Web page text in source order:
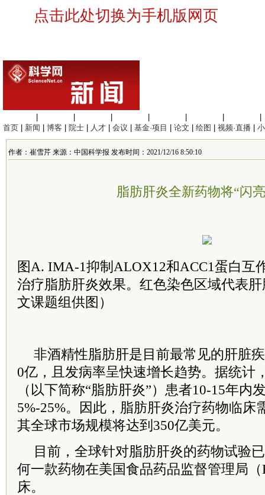
点击此处切换为手机版网页
首页
新闻 博客 院士 人才 会议 基金·项目 论文 绘图 视频·直播
作者：崔雪芹 来源：中国科学报 发布时间：2021/12/16 8:50:10
脂肪肝炎全新药物将“闪
图A. IMA-1抑制ALOX12和ACC1蛋白互
治疗脂肪肝炎效果。红色染色区域代表
文课题组供图）
非酒精性脂肪肝是目前最常见的肝脏
0亿，且发病率呈快速增长趋势。据统计
（以下简称“脂肪肝炎”）患者10-15年内
5%-25%。因此，脂肪肝炎治疗药物临床
其全球市场规模将达到350亿美元。
目前，全球针对脂肪肝炎的药物试验
何一款药物在美国食品药品监督管理局
床。